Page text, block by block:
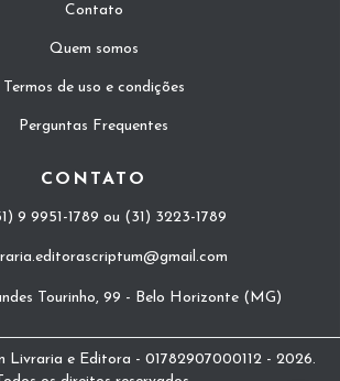
Contato
Quem somos
Termos de uso e condições
Perguntas Frequentes
CONTATO
9 9951-1789 ou (31) 3223-1789
Tourinho, 99 - Belo Horizonte (MG)
Livraria e Editora - 01782907000112 - 2026.